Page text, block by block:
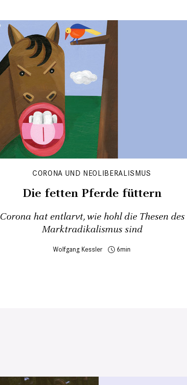
CORONA UND NEOLIBERALISMUS
Die fetten Pferde füttern
Corona hat entlarvt, wie hohl die Thesen des
Marktradikalismus sind
Wolfgang Kessler 6